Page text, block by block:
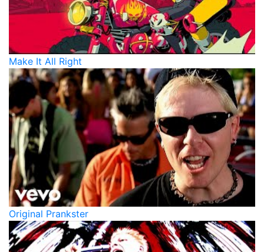
Make It All Right
Original Prankster